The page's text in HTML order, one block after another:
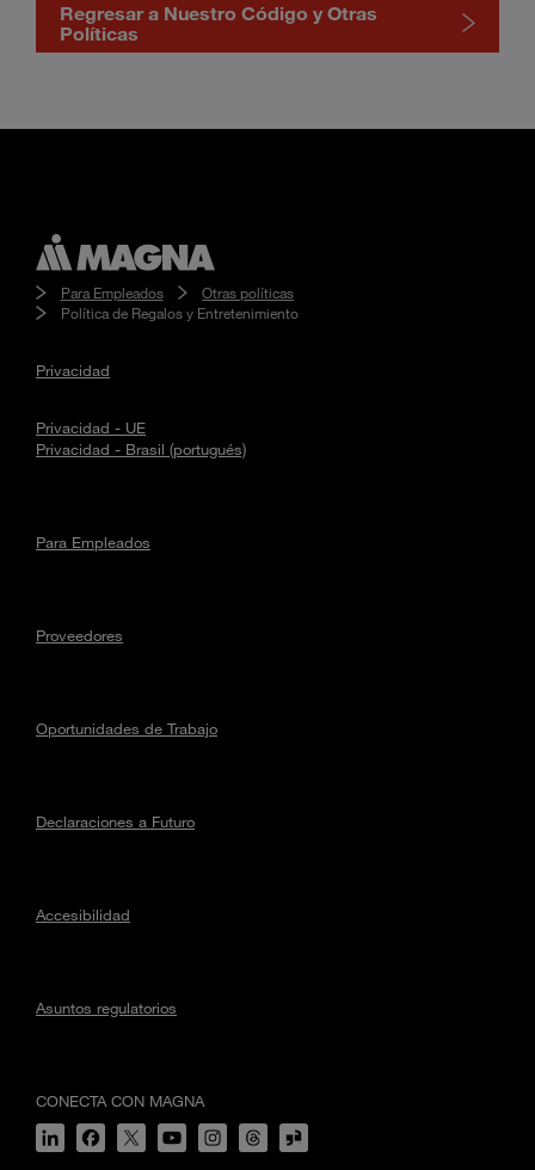
Regresar a Nuestro Código y Otras
Políticas
Para Empleados
Otras políticas
Política de Regalos y Entretenimiento
Privacidad
Privacidad - UE
Privacidad - Brasil (portugués)
Para Empleados
Proveedores
Oportunidades de Trabajo
Declaraciones a Futuro
Accesibilidad
Asuntos regulatorios
CONECTA CON MAGNA